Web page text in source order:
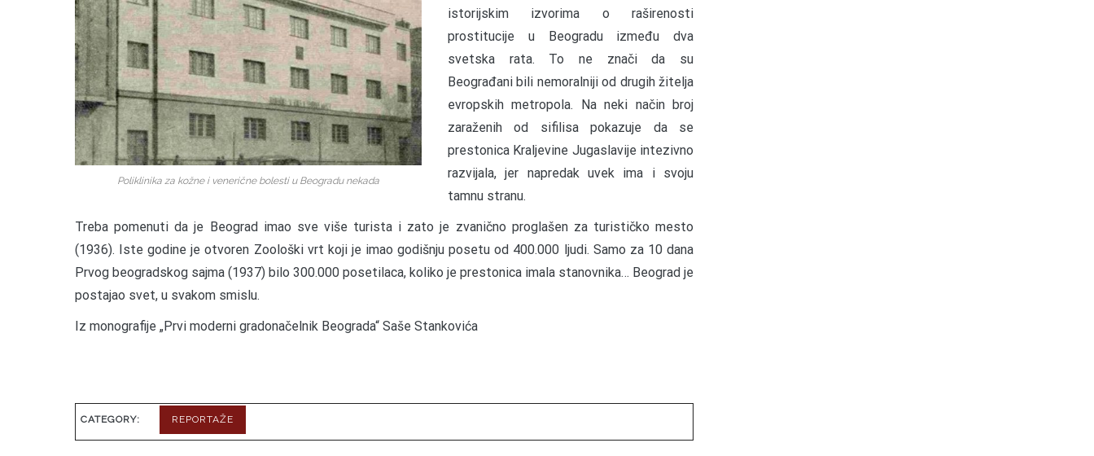
Poliklinika za kožne i venerične bolesti u Beogradu nekada
istorijskim izvorima o raširenosti
prostitucije u Beogradu između dva
svetska rata. To ne znači da su
Beograđani bili nemoralniji od drugih žitelja
evropskih metropola. Na neki način broj
zaraženih od sifilisa pokazuje da se
prestonica Kraljevine Jugaslavije intezivno
razvijala, jer napredak uvek ima i svoju
tamnu stranu.
Treba pomenuti da je Beograd imao sve više turista i zato je zvanično proglašen za turističko mesto
(1936). Iste godine je otvoren Zoološki vrt koji je imao godišnju posetu od 400.000 ljudi. Samo za 10 dana
Prvog beogradskog sajma (1937) bilo 300.000 posetilaca, koliko je prestonica imala stanovnika… Beograd je
postajao svet, u svakom smislu.
Iz monografije „Prvi moderni gradonačelnik Beograda“ Saše Stankovića
CATEGORY: REPORTAŽE